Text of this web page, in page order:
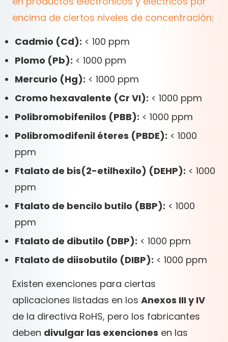
encima de ciertos niveles de concentración:
Cadmio (Cd): < 100 ppm
Plomo (Pb): < 1000 ppm
Mercurio (Hg): < 1000 ppm
Cromo hexavalente (Cr VI): < 1000 ppm
Polibromobifenilos (PBB): < 1000 ppm
Polibromodifenil éteres (PBDE): < 1000
ppm
Ftalato de bis(2-etilhexilo) (DEHP): < 1000
ppm
Ftalato de bencilo butilo (BBP): < 1000
ppm
Ftalato de dibutilo (DBP): < 1000 ppm
Ftalato de diisobutilo (DIBP): < 1000 ppm
Existen exenciones para ciertas
aplicaciones listadas en los Anexos III y IV
de la directiva RoHS, pero los fabricantes
deben divulgar las exenciones en las